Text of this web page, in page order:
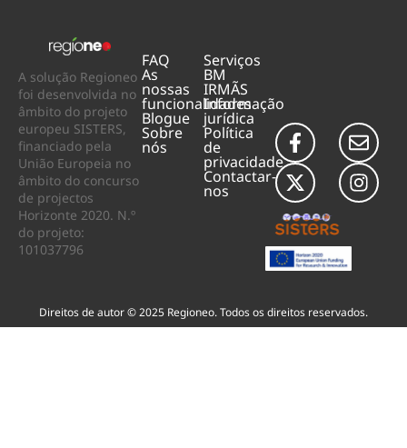
A solução Regioneo
foi desenvolvida no
âmbito do projeto
europeu SISTERS,
financiado pela
União Europeia no
âmbito do concurso
de projectos
Horizonte 2020. N.º
do projeto:
101037796
FAQ
As
nossas
funcionalidades
Blogue
Sobre
nós
Serviços
BM
IRMÃS
Informação
jurídica
Política
de
privacidade
Contactar-
nos
Direitos de autor © 2025 Regioneo. Todos os direitos reservados.